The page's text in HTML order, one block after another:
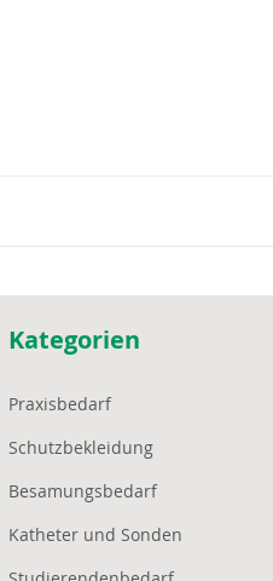
Kategorien
Praxisbedarf
Schutzbekleidung
Besamungsbedarf
Katheter und Sonden